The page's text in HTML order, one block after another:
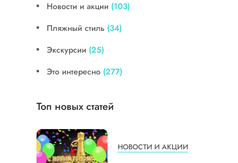
Новости и акции (103)
Пляжный стиль (34)
Экскурсии (25)
Это интересно (277)
Топ новых статей
НОВОСТИ И АКЦИИ